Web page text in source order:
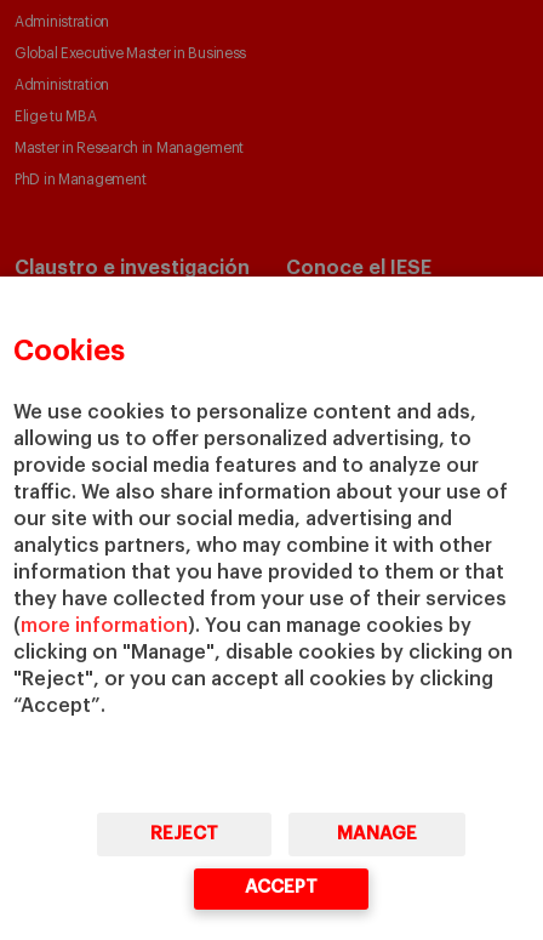
Cookies
We use cookies to personalize content and ads,
allowing us to offer personalized advertising, to
provide social media features and to analyze our
traffic. We also share information about your use of
our site with our social media, advertising and
analytics partners, who may combine it with other
information that you have provided to them or that
they have collected from your use of their services
(more information). You can manage cookies by
clicking on "Manage", disable cookies by clicking on
"Reject", or you can accept all cookies by clicking
“Accept”.
REJECT MANAGE
ACCEPT
Administration
Global Executive Master in Business
Administration
Elige tu MBA
Master in Research in Management
PhD in Management
Claustro e investigación
Departamentos académicos
Cátedras
IESE Insight
IESE Publishing
Conoce el IESE
Nuestro impacto
Colabora con el IESE
Servicios
Biblioteca
Canal de Compliance
Capellanía
IESE Shop
Jobs @IESE
Préstamos y becas
© Copyright, 2026. IESE Business School | University of Navarra
Cookies Ciberseguridad